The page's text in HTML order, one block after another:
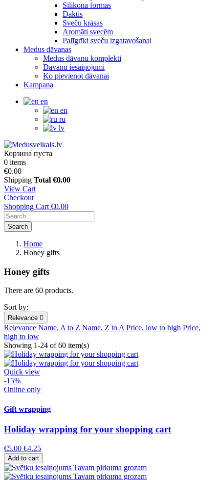
Silikona formas
Daktis
Sveču krāsas
Aromāti svecēm
Palīgrīki sveču izgatavošanai
Medus dāvanas
Medus dāvanu komplekti
Dāvanu iesaiņojumi
Ko pievienot dāvanai
Kampaņa
en
en
ru
lv
Корзина пуста
0 items
€0.00
Shipping Total €0.00
View Cart
Checkout
Shopping Cart €0.00
Search
Home
Honey gifts
Honey gifts
There are 60 products.
Sort by:
Relevance 
Relevance Name, A to Z Name, Z to APrice, low to high Price,
high to low
Showing 1-24 of 60 item(s)
Quick view
-15%
Online only
Gift wrapping
Holiday wrapping for your shopping cart
€5.00 €4.25
Add to cart